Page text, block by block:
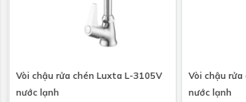
Vòi chậu rửa chén Luxta L-3105V
nước lạnh
Vòi chậu
nước lạnh